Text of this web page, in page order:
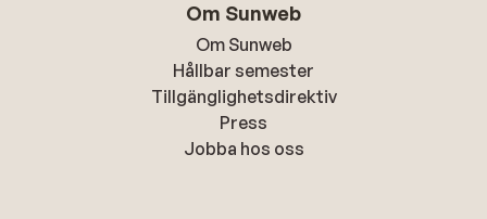
Om Sunweb
Om Sunweb
Hållbar semester
Tillgänglighetsdirektiv
Press
Jobba hos oss